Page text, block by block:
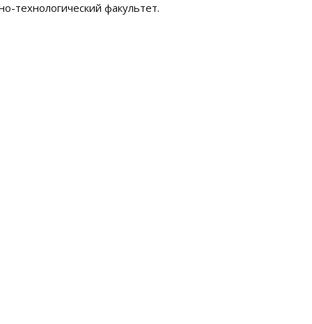
технологический факультет.